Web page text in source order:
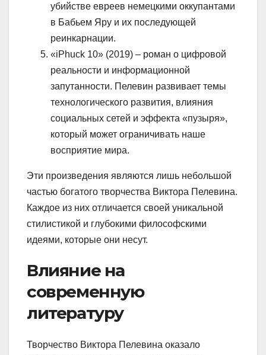
убийстве евреев немецкими оккупантами
в Бабьем Яру и их последующей
реинкарнации.
«iPhuck 10» (2019) – роман о цифровой
реальности и информационной
запутанности. Пелевин развивает темы
технологического развития, влияния
социальных сетей и эффекта «пузыря»,
который может ограничивать наше
восприятие мира.
Эти произведения являются лишь небольшой
частью богатого творчества Виктора Пелевина.
Каждое из них отличается своей уникальной
стилистикой и глубокими философскими
идеями, которые они несут.
Влияние на
современную
литературу
Творчество Виктора Пелевина оказало